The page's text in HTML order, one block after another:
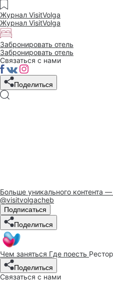
Журнал VisitVolga
Журнал VisitVolga
Забронировать отель
Забронировать отель
Связаться с нами
Поделиться
Больше уникального контента
@visitvolgacheb
Подписаться
Поделиться
Чем заняться Где поесть
Поделиться
Связаться с нами